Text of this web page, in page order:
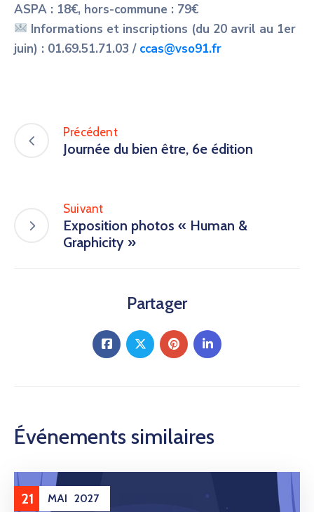
ASPA : 18€, hors-commune : 79€
Informations et inscriptions (du 20 avril au 1er
juin) : 01.69.51.71.03 / ccas@vso91.fr
Précédent
Journée du bien être, 6e édition
Suivant
Exposition photos « Human &
Graphicity »
Partager
Événements similaires
21 MAI 2027